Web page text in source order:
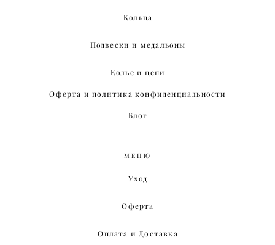
Кольца
Подвески и медальоны
Колье и цепи
Оферта и политика конфиденциальности
Блог
МЕНЮ
Уход
Оферта
Оплата и Доставка